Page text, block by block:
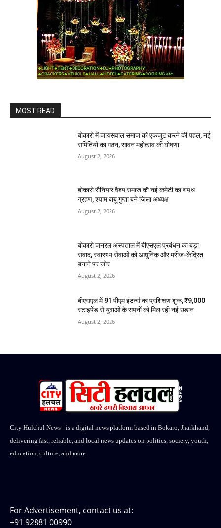
MOST READ
बोकारो में जायसवाल समाज को एकजुट करने की पहल, नई
समितियों का गठन, सावन महोत्सव की घोषणा
August 2, 2026
बोकारो रौनियार वैश्य समाज की नई कमेटी का शपथ
ग्रहण, श्याम बाबू गुप्ता बने जिला अध्यक्ष
August 2, 2026
बोकारो जनरल अस्पताल में बीएसएल प्रबंधन का बड़ा
संवाद, स्वास्थ्य सेवाओं को आधुनिक और मरीज-केंद्रित
बनाने पर जोर
August 2, 2026
बीएसएल में 91 पीएम इंटर्न्स का प्रशिक्षण शुरू, ₹9,000
स्टाइपेंड से युवाओं के सपनों को मिल रही नई उड़ान
August 2, 2026
City Hulchul News - is a digital news platform based in Bokaro, Jharkhand,
delivering fast, reliable, and local news updates on politics, society, youth,
education, culture, and more.
For Advertisement, contact us at:
+91 92881 00990